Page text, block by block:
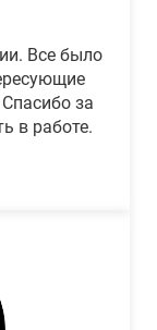
Все было
за
в работе.